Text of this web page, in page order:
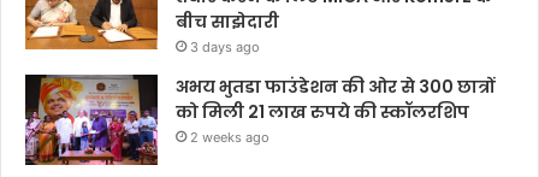
बीच साझेदारी
3 days ago
अभय भुतडा फाउंडेशन की ओर से 300 छात्रों
को मिली 21 लाख रुपये की स्कॉलरशिप
2 weeks ago